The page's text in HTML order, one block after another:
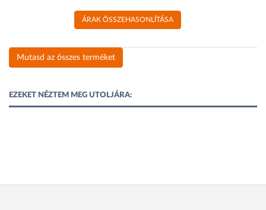
ÁRAK ÖSSZEHASONLÍTÁSA
Mutasd az összes terméket
EZEKET NÉZTEM MEG UTOLJÁRA: